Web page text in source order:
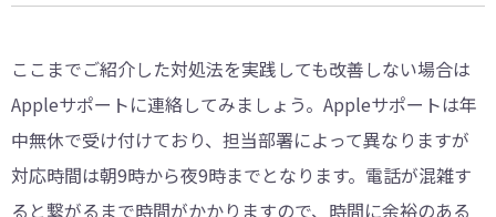
ここまでご紹介した対処法を実践しても改善しない場合は
Appleサポートに連絡してみましょう。Appleサポートは年
中無休で受け付けており、担当部署によって異なりますが
対応時間は朝9時から夜9時までとなります。電話が混雑す
ると繋がるまで時間がかかりますので、時間に余裕のある